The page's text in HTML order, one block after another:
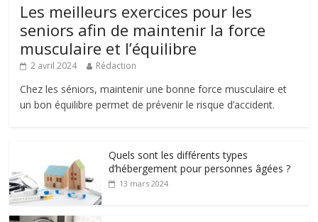
Les meilleurs exercices pour les
seniors afin de maintenir la force
musculaire et l’équilibre
2 avril 2024 Rédaction
Chez les séniors, maintenir une bonne force musculaire et
un bon équilibre permet de prévenir le risque d’accident.
Quels sont les différents types
d’hébergement pour personnes âgées ?
13 mars 2024